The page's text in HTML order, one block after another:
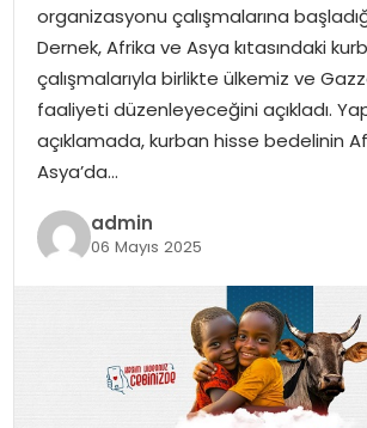
SAĞLIK
SOSYAL HABER
organizasyonu çalışmalarına
Dernek, Afrika ve Asya kıtasındaki
çalışmalarıyla birlikte ülkemiz ve
faaliyeti düzenleyeceğini açıkladı.
açıklamada, kurban hisse bedelinin
Asya’da…
admin
06 Mayıs 2025